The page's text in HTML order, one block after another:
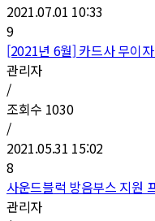
2021.07.01 10:33
9
[2021년 6월] 카드사 무이
관리자
/
조회수 1030
/
2021.05.31 15:02
8
사운드블럭 방음부스 지원
관리자